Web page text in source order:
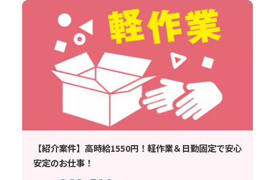
【紹介案件】高時給1550円！軽作業＆日勤固定で安心
安定のお仕事！